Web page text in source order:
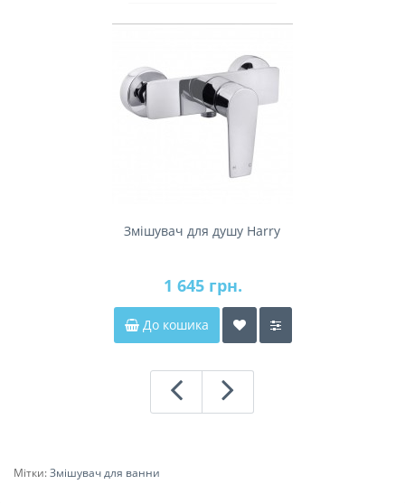
Змішувач для душу Harry
1 645 грн.
До кошика
Мітки:Змішувач для ванни